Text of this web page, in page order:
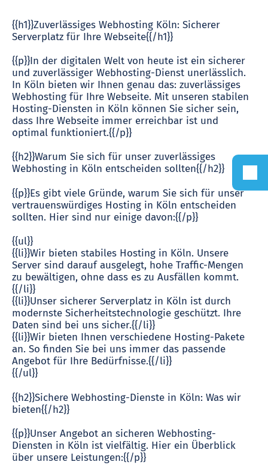
{{h1}}Zuverlässiges Webhosting Köln: Sicherer
Serverplatz für Ihre Webseite{{/h1}}
{{p}}In der digitalen Welt von heute ist ein sicherer
und zuverlässiger Webhosting-Dienst unerlässlich.
In Köln bieten wir Ihnen genau das: zuverlässiges
Webhosting für Ihre Webseite. Mit unseren stabilen
Hosting-Diensten in Köln können Sie sicher sein,
dass Ihre Webseite immer erreichbar ist und
optimal funktioniert.{{/p}}
{{h2}}Warum Sie sich für unser zuverlässiges
Webhosting in Köln entscheiden sollten{{/h2}}
{{p}}Es gibt viele Gründe, warum Sie sich für unser
vertrauenswürdiges Hosting in Köln entscheiden
sollten. Hier sind nur einige davon:{{/p}}
{{ul}}
{{li}}Wir bieten stabiles Hosting in Köln. Unsere
Server sind darauf ausgelegt, hohe Traffic-Mengen
zu bewältigen, ohne dass es zu Ausfällen kommt.
{{/li}}
{{li}}Unser sicherer Serverplatz in Köln ist durch
modernste Sicherheitstechnologie geschützt. Ihre
Daten sind bei uns sicher.{{/li}}
{{li}}Wir bieten Ihnen verschiedene Hosting-Pakete
an. So finden Sie bei uns immer das passende
Angebot für Ihre Bedürfnisse.{{/li}}
{{/ul}}
{{h2}}Sichere Webhosting-Dienste in Köln: Was wir
bieten{{/h2}}
{{p}}Unser Angebot an sicheren Webhosting-
Diensten in Köln ist vielfältig. Hier ein Überblick
über unsere Leistungen:{{/p}}